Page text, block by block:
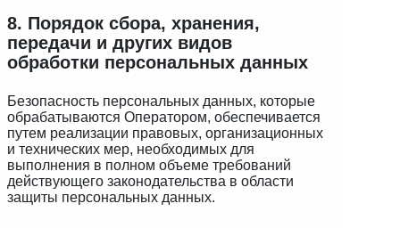
8. Порядок сбора, хранения,
передачи и других видов
обработки персональных данных
Безопасность персональных данных, которые
обрабатываются Оператором, обеспечивается
путем реализации правовых, организационных
и технических мер, необходимых для
выполнения в полном объеме требований
действующего законодательства в области
защиты персональных данных.